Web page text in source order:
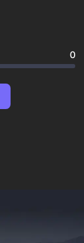
0